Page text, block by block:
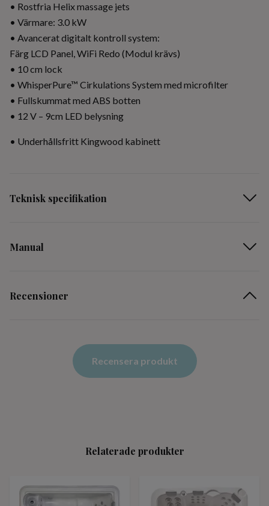
• Rostfria Helix massage jets
• Värmare: 3.0 kW
• Avancerat digitalt kontroll system:
Färg LCD Panel, WiFi Redo (Modul krävs)
• 10 cm lock
• WhisperPure™ Cirkulations System med microfilter
• Fullskummat med ABS botten
• 12 V – 9cm LED belysning
• Underhållsfritt Kingwood kabinett
Teknisk specifikation
Manual
Recensioner
Recensera produkt
Relaterade produkter